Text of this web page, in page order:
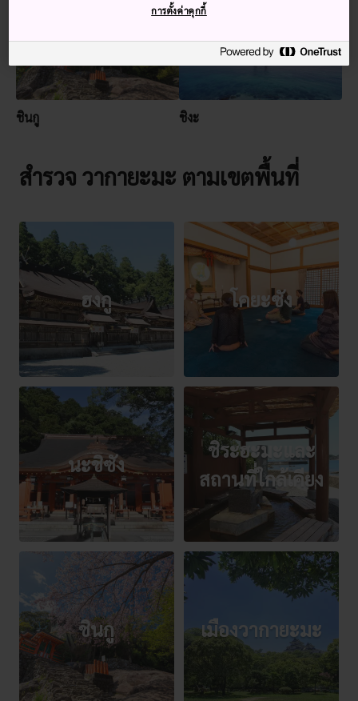
ชินกู ชิงะ
สำรวจ วากายะมะ ตามเขตพื้นที่
ฮงกู โคยะซัง
นะชิซัง
ชิระฮะมะและ
สถานที่ใกล้เคียง
ชินกู เมืองวากายะมะ
การตั้งค่าคุกกี้